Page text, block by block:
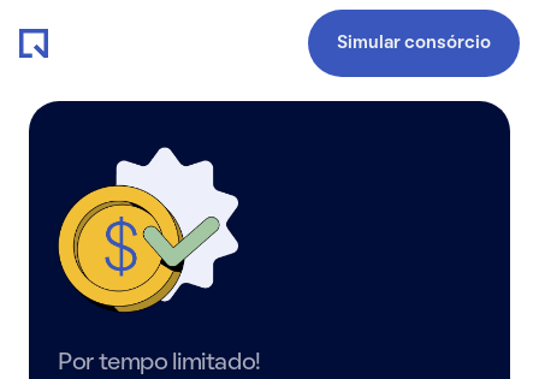
Simular consórcio
Por tempo limitado!